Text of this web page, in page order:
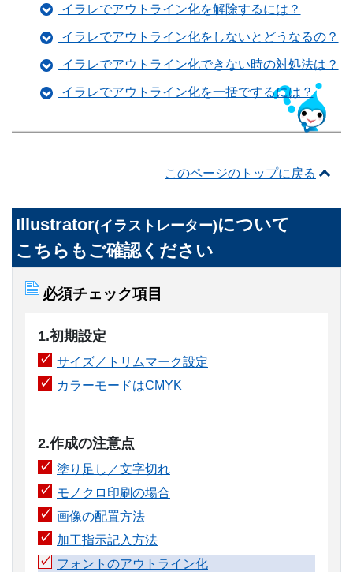
イラレでアウトライン化を解除するには？
イラレでアウトライン化をしないとどうなるの？
イラレでアウトライン化できない時の対処法は？
イラレでアウトライン化を一括でするには？
このページのトップに戻る
Illustrator(イラストレーター)について
こちらもご確認ください
必須チェック項目
1.初期設定
サイズ／トリムマーク設定
カラーモードはCMYK
2.作成の注意点
塗り足し／文字切れ
モノクロ印刷の場合
画像の配置方法
加工指示記入方法
フォントのアウトライン化